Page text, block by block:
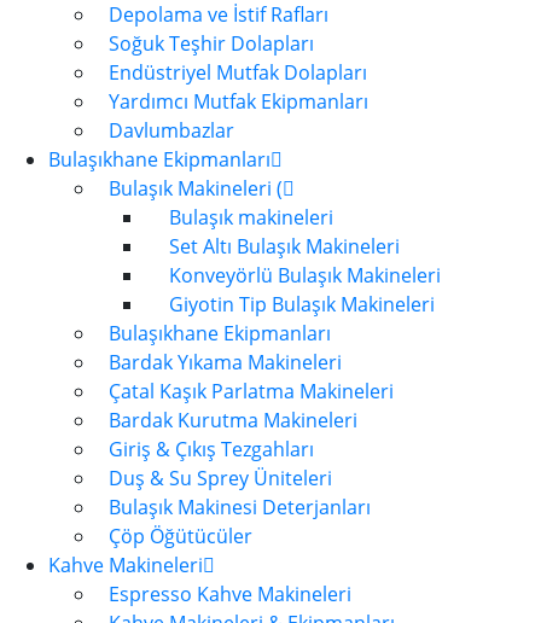
Depolama ve İstif Rafları
Soğuk Teşhir Dolapları
Endüstriyel Mutfak Dolapları
Yardımcı Mutfak Ekipmanları
Davlumbazlar
Bulaşıkhane Ekipmanları
Bulaşık Makineleri (
Bulaşık makineleri
Set Altı Bulaşık Makineleri
Konveyörlü Bulaşık Makineleri
Giyotin Tip Bulaşık Makineleri
Bulaşıkhane Ekipmanları
Bardak Yıkama Makineleri
Çatal Kaşık Parlatma Makineleri
Bardak Kurutma Makineleri
Giriş & Çıkış Tezgahları
Duş & Su Sprey Üniteleri
Bulaşık Makinesi Deterjanları
Çöp Öğütücüler
Kahve Makineleri
Espresso Kahve Makineleri